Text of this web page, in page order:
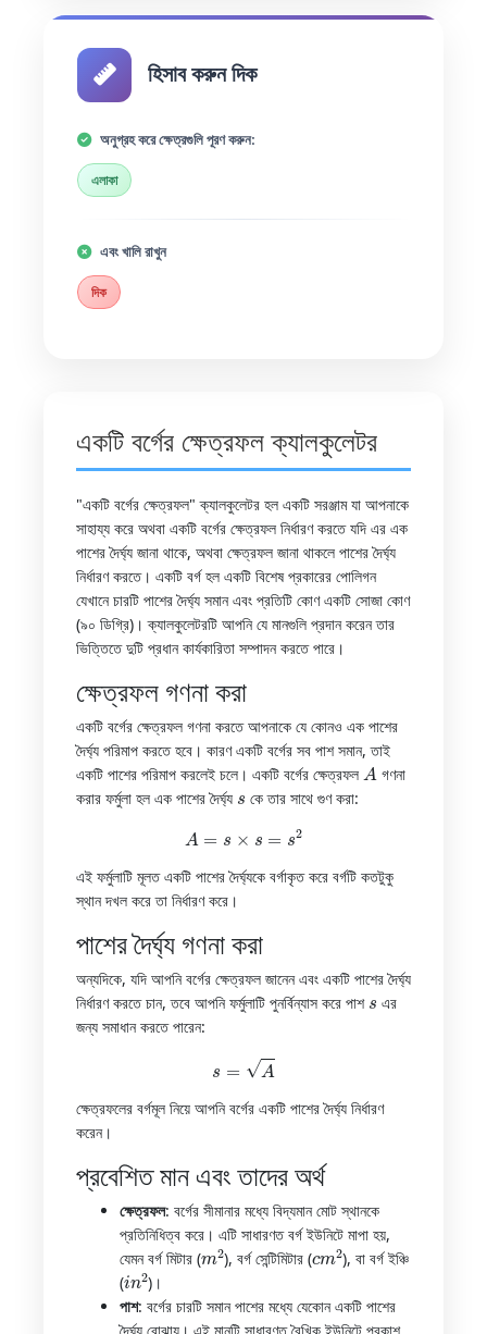
হিসাব করুন দিক
অনুগ্রহ করে ক্ষেত্রগুলি পূরণ করুন:
এলাকা
এবং খালি রাখুন
দিক
একটি বর্গের ক্ষেত্রফল ক্যালকুলেটর
"একটি বর্গের ক্ষেত্রফল" ক্যালকুলেটর হল একটি সরঞ্জাম যা আপনাকে
সাহায্য করে অথবা একটি বর্গের ক্ষেত্রফল নির্ধারণ করতে যদি এর এক
পাশের দৈর্ঘ্য জানা থাকে, অথবা ক্ষেত্রফল জানা থাকলে পাশের দৈর্ঘ্য
নির্ধারণ করতে। একটি বর্গ হল একটি বিশেষ প্রকারের পোলিগন
যেখানে চারটি পাশের দৈর্ঘ্য সমান এবং প্রতিটি কোণ একটি সোজা কোণ
(৯০ ডিগ্রি)। ক্যালকুলেটরটি আপনি যে মানগুলি প্রদান করেন তার
ভিত্তিতে দুটি প্রধান কার্যকারিতা সম্পাদন করতে পারে।
ক্ষেত্রফল গণনা করা
একটি বর্গের ক্ষেত্রফল গণনা করতে আপনাকে যে কোনও এক পাশের
দৈর্ঘ্য পরিমাপ করতে হবে। কারণ একটি বর্গের সব পাশ সমান, তাই
একটি পাশের পরিমাপ করলেই চলে। একটি বর্গের ক্ষেত্রফল
A
গণনা
করার ফর্মুলা হল এক পাশের দৈর্ঘ্য
s
কে তার সাথে গুণ করা:
s
এই ফর্মুলাটি মূলত একটি পাশের দৈর্ঘ্যকে বর্গাকৃত করে বর্গটি কতটুকু
স্থান দখল করে তা নির্ধারণ করে।
পাশের দৈর্ঘ্য গণনা করা
অন্যদিকে, যদি আপনি বর্গের ক্ষেত্রফল জানেন এবং একটি পাশের দৈর্ঘ্য
নির্ধারণ করতে চান, তবে আপনি ফর্মুলাটি পুনর্বিন্যাস করে পাশ
s
এর
জন্য সমাধান করতে পারেন:
A
ক্ষেত্রফলের বর্গমূল নিয়ে আপনি বর্গের একটি পাশের দৈর্ঘ্য নির্ধারণ
করেন।
প্রবেশিত মান এবং তাদের অর্থ
ক্ষেত্রফল: বর্গের সীমানার মধ্যে বিদ্যমান মোট স্থানকে
প্রতিনিধিত্ব করে। এটি সাধারণত বর্গ ইউনিটে মাপা হয়,
যেমন বর্গ মিটার (
m2
), বর্গ সেন্টিমিটার (
cm2
), বা বর্গ ইঞ্চি
(
in2
)।
পাশ: বর্গের চারটি সমান পাশের মধ্যে যেকোন একটি পাশের